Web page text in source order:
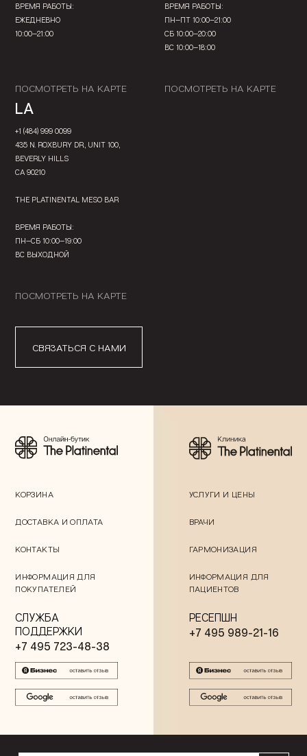
ВРЕМЯ РАБОТЫ:
ЕЖЕДНЕВНО
10:00—21:00
ПОСМОТРЕТЬ НА КАРТЕ
ВРЕМЯ РАБОТЫ:
ПН—ПТ 10:00—21:00
СБ 10:00—20:00
ВС 10:00—18:00
ПОСМОТРЕТЬ НА КАРТЕ
LA
+1 (484) 999 0099
435 N. ROXBURY DR., UNIT 100,
BEVERLY HILLS
CA 90210
THE PLATINENTAL MESO BAR
ВРЕМЯ РАБОТЫ:
ПН—СБ 10:00—19:00
ВС ВЫХОДНОЙ
ПОСМОТРЕТЬ НА КАРТЕ
СВЯЗАТЬСЯ С НАМИ
КОРЗИНА
ДОСТАВКА И ОПЛАТА
КОНТАКТЫ
ИНФОРМАЦИЯ ДЛЯ
ПОКУПАТЕЛЕЙ
СЛУЖБА
ПОДДЕРЖКИ
+7 495 723-48-38
УСЛУГИ И ЦЕНЫ
ВРАЧИ
ГАРМОНИЗАЦИЯ
ИНФОРМАЦИЯ ДЛЯ
ПАЦИЕНТОВ
РЕСЕПШН
+7 495 989-21-16